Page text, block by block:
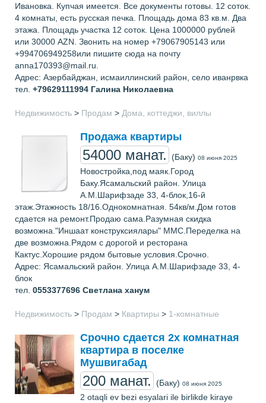
Ивановка. Купчая имеется. Все документы готовы. 12 соток.
4 комнаты, есть русская печка. Площадь дома 83 кв.м. Два
этажа. Площадь участка 12 соток. Цена 1000000 рублей
или 30000 AZN. Звонить на номер +79067905143 или
+994706949258или пишите сюда на почту
anna170393@mail.ru.
Адрес: Азербайджан, исмаиллинский район, село иванрвка
тел. +79629111994 Галина Николаевна
Недвижимость > Продам > Дома, коттеджи, виллы
Продажа квартиры
54000 манат. (Баку) 08 июня 2025
Новостройка,под маяк.Город
Баку.Ясамальский район. Улица
А.М.Шарифзаде 33, 4-блок,16-й
этаж.Этажность 18/16.Однокомнатная. 54кв/м.Дом готов
сдается на ремонт.Продаю сама.Разумная скидка
возможна."Иншаат конструксиялары" ММС.Переделка на
две возможна.Рядом с дорогой и ресторана
Кактус.Хорошие рядом бытовые условия.Срочно.
Адрес: Ясамальский район. Улица А.М.Шарифзаде 33, 4-
блок
тел. 0553377696 Светлана ханум
Недвижимость > Продам > Квартиры > 1-комнатные
Срочно сдается 2х комнатная
квартира в поселке
Мушвигабад
200 манат. (Баку) 08 июня 2025
2 otaqli ev bezi esyalari ile birlikde kiraye